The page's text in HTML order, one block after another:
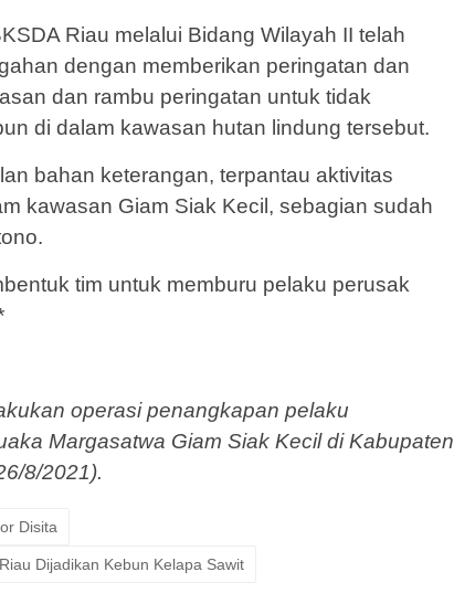
Riau melalui Bidang Wilayah II telah
dengan memberikan peringatan dan
dan rambu peringatan untuk tidak
di dalam kawasan hutan lindung tersebut.
bahan keterangan, terpantau aktivitas
kawasan Giam Siak Kecil, sebagian sudah
tim untuk memburu pelaku perusak
operasi penangkapan pelaku
Margasatwa Giam Siak Kecil di Kabupaten
8/2021).
Disita
Dijadikan Kebun Kelapa Sawit